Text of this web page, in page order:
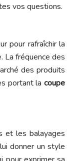
vos questions.
pour rafraîchir la
La fréquence des
des produits
portant lacoupe
et les balayages
donner un style